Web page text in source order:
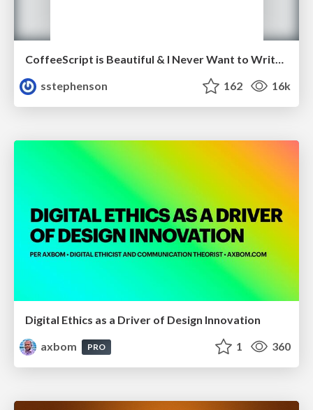
CoffeeScript is Beautiful & I Never Want to Write Plain JavaScript Again
sstephenson
162 16k
Digital Ethics as a Driver of Design Innovation
axbom
PRO 1 360